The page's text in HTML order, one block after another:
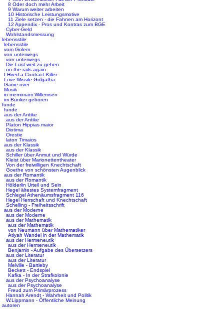
8 Oder doch mehr Arbeit
9 Warum weiter arbeiten
10 Historische Leistungsmotive
11 Ziele setzen - die Fahnen am Horizont
12 Appendix - Pros und Kontras zum BGE
Cyber-Geld
Wohlstandsmessung
lebensstile
lebensstile
vom Golem
von unterwegs
von unterwegs
Die Lust weit zu gehen
on the rails again
I Hired a Contract Killer
Love Missile Golgatha
Game over
Musik
in memoriam Willemsen
im Bunker geboren
funde
funde
aus der Antike
aus der Antike
Platon Hippias maior
Diotima
Orestie
laton Timaios
aus der Klassik
aus der Klassik
Schiller über Anmut und Würde
Kleist über Marionettentheater
Von der freiwilligen Knechtschaft
Goethe von schönsten Augenblick
aus der Romantik
aus der Romantik
Hölderlin Urteil und Sein
Hegel ältestes Systemfragment
Schlegel Athenäumsfragment 116
Hegel Herrschaft und Knechtschaft
Schelling - Freiheitsschrift
aus der Moderne
aus der Moderne
aus der Mathematik
aus der Mathematik
von Neumann über Mathematiker
Atiyah Wandel in der Mathematik
aus der Hermeneutik
aus der Hermeneutik
Benjamin - Aufgabe des Übersetzers
aus der Literatur
aus der Literatur
Melville - Bartleby
Beckett - Endspiel
Kafka - In der Strafkolonie
aus der Psychoanalyse
aus der Psychoanalyse
Freud zum Primärprozess
Hannah Arendt - Wahrheit und Politik
W.Lippmann - Öffentliche Meinung
autoren